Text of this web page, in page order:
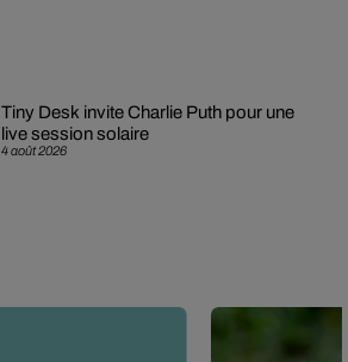
4 août 2026
Tiny Desk invite Charlie Puth pour une
live session solaire